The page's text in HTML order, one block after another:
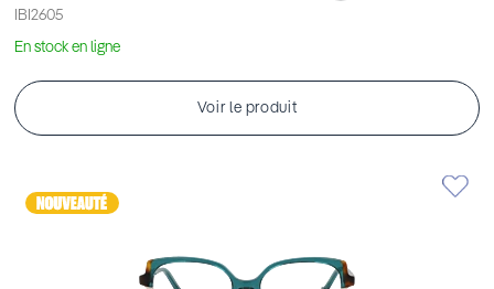
IBI2605
En stock en ligne
Voir le produit